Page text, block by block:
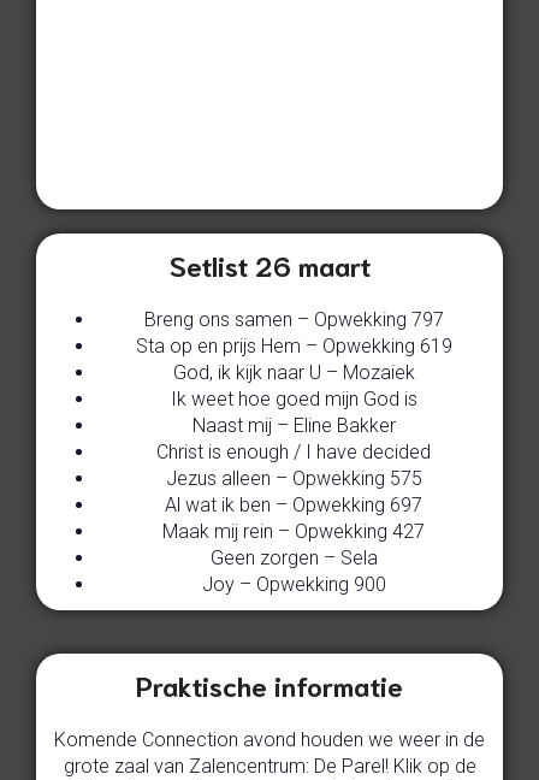
Setlist 26 maart
Breng ons samen – Opwekking 797
Sta op en prijs Hem – Opwekking 619
God, ik kijk naar U – Mozaiek
Ik weet hoe goed mijn God is
Naast mij – Eline Bakker
Christ is enough / I have decided
Jezus alleen – Opwekking 575
Al wat ik ben – Opwekking 697
Maak mij rein – Opwekking 427
Geen zorgen – Sela
Joy – Opwekking 900
Praktische informatie
Komende Connection avond houden we weer in de
grote zaal van Zalencentrum: De Parel! Klik op de